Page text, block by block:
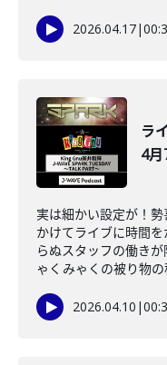
2026.04.17|
ラ
4月
実は細かい設定が！
かけてライブに時間
らぬスタッフの働き
ゃくみゃくの被り物
2026.04.10 |